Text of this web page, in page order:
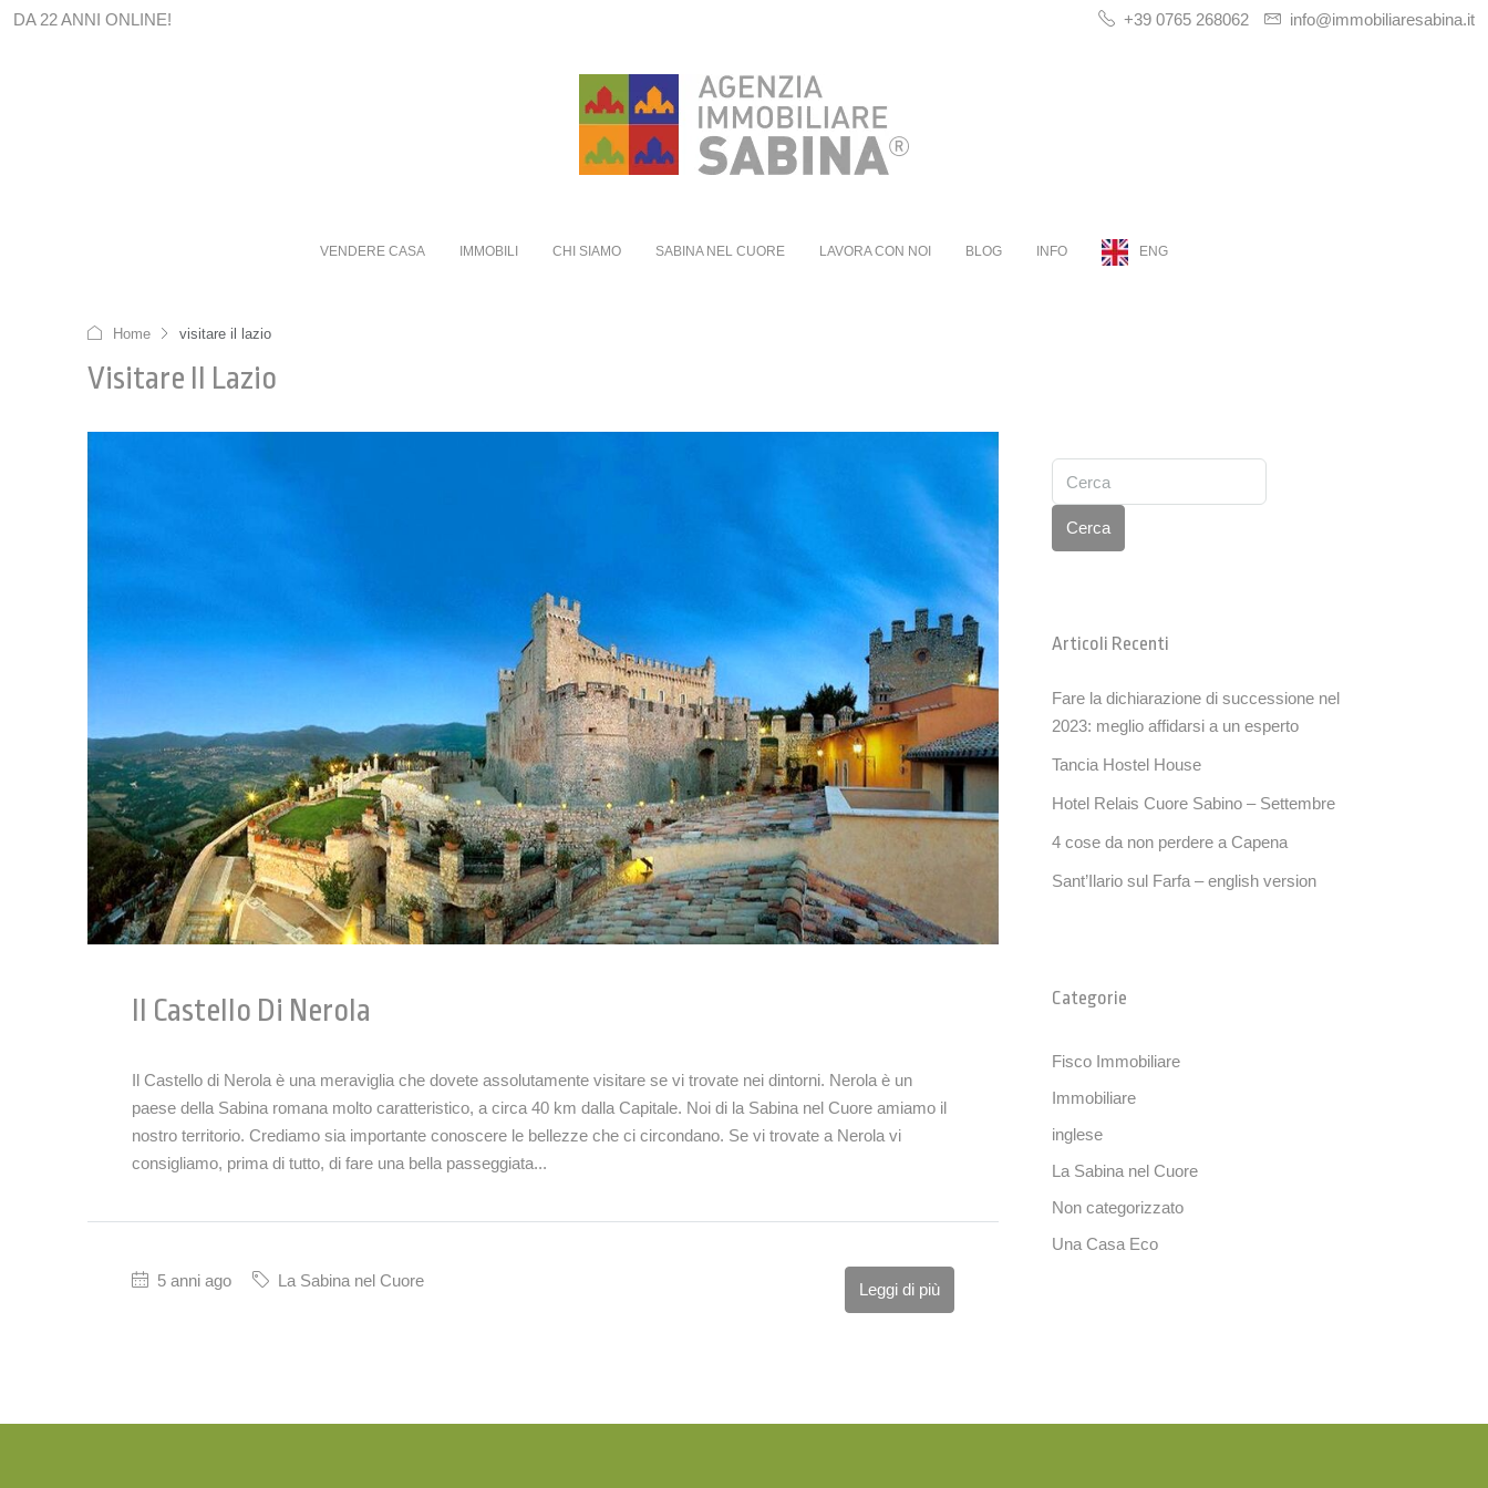
DA 22 ANNI ONLINE! +39 0765 268062 info@immobiliaresabina.it
VENDERE CASA IMMOBILI CHI SIAMO SABINA NEL CUORE LAVORA CON NOI BLOG INFO ENG
Home visitare il lazio
Visitare Il Lazio
Il Castello Di Nerola
Il Castello di Nerola è una meraviglia che dovete assolutamente visitare se vi trovate nei dintorni. Nerola è un
paese della Sabina romana molto caratteristico, a circa 40 km dalla Capitale. Noi di la Sabina nel Cuore amiamo il
nostro territorio. Crediamo sia importante conoscere le bellezze che ci circondano. Se vi trovate a Nerola vi
consigliamo, prima di tutto, di fare una bella passeggiata...
5 anni ago La Sabina nel Cuore Leggi di più
Cerca
Articoli Recenti
Fare la dichiarazione di successione nel
2023: meglio affidarsi a un esperto
Tancia Hostel House
Hotel Relais Cuore Sabino – Settembre
4 cose da non perdere a Capena
Sant’Ilario sul Farfa – english version
Categorie
Fisco Immobiliare
Immobiliare
inglese
La Sabina nel Cuore
Non categorizzato
Una Casa Eco